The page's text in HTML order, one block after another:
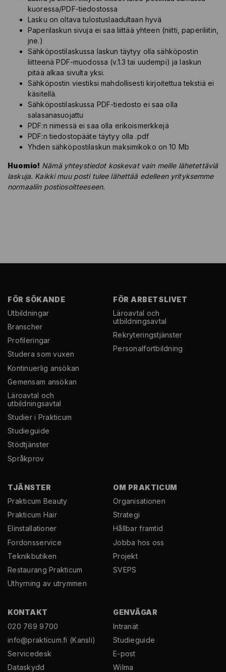
kuoressa/PDF-tiedostossa
Lasku on oltava tulostuslaadultaan hyvä
Paperilaskun sivuja ei saa liittää yhteen (niitti, paperiliitin,
jne.)
Sähköpostilaskussa laskun täytyy olla sähköpostin
liitteenä PDF-muodossa (v.1.3 tai uudempi) ja laskun
pitää alkaa sivulta yksi.
Sähköpostin viestiksi mahdollisesti kirjoitettua tekstiä ei
käsitellä.
Sähköpostilaskussa PDF-tiedosto ei saa olla
salasanasuojattu
PDF:n nimessä ei saa olla erikoismerkkejä
PDF:n tiedostopääte täytyy olla .pdf
Yhden sähköpostilaskun maksimikoko on 10 Mb
Huomio! Nämä yhteystiedot koskevat vain meille lähetettäviä
laskuja. Kaikki muu posti tulee lähettää edelleen yrityksemme
normaaliin postiosoitteeseen.
FÖR SÖKANDE
Utbildningar
Branscher
Profileringar
Studera som vuxen
Kontinuerlig ansökan
Gemensam ansökan
Läroavtal och
utbildningsavtal
Studier i Prakticum
Studieguide
Stödtjänster
Språkprov
FÖR ARBETSLIVET
Läroavtal och
utbildningsavtal
Rekryterings­tjänster
Personal­fortbildning
TJÄNSTER
Prakticum Beauty
Prakticum Hair
El­installationer
Fordonsservice
Teknikbutiken
Restaurang Prakticum
Uthyrning av utrymmen
OM PRAKTICUM
Organisationen
Strategi
Hållbar framtid
Jobba hos oss
Projekt
SVEPS
KONTAKT
020 769 9700
info@prakticum.fi (Kansli)
Servicedesk
Dataskydd
GENVÄGAR
Intranät
Studieguide
E-post
Wilma